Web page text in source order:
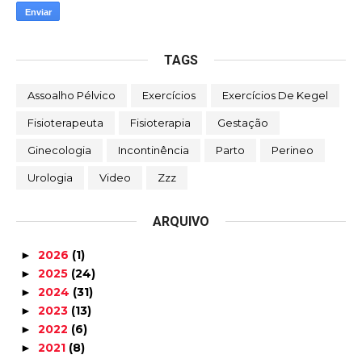
TAGS
Assoalho Pélvico Exercícios Exercícios De Kegel
Fisioterapeuta Fisioterapia Gestação
Ginecologia Incontinência Parto Perineo
Urologia Video Zzz
ARQUIVO
► 2026 (1)
► 2025 (24)
► 2024 (31)
► 2023 (13)
► 2022 (6)
► 2021 (8)